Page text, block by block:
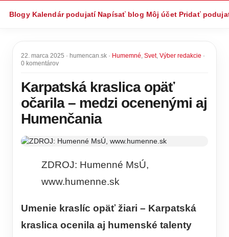
Blogy Kalendár podujatí Napísať blog Môj účet Pridať
22. marca 2025 · humencan.sk · Humemné, Svet, Výber redakcie ·
0 komentárov
Karpatská kraslica opäť
očarila – medzi ocenenými aj
Humenčania
ZDROJ: Humenné MsÚ,
www.humenne.sk
Umenie kraslíc opäť žiari – Karpatská
kraslica ocenila aj humenské talenty